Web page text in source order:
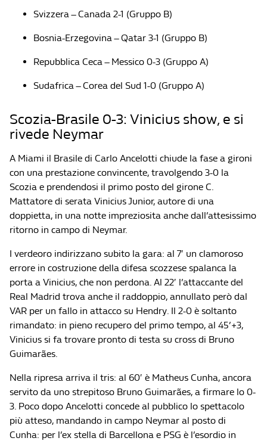
Svizzera – Canada 2-1 (Gruppo B)
Bosnia-Erzegovina – Qatar 3-1 (Gruppo B)
Repubblica Ceca – Messico 0-3 (Gruppo A)
Sudafrica – Corea del Sud 1-0 (Gruppo A)
Scozia-Brasile 0-3: Vinicius show, e si
rivede Neymar
A Miami il Brasile di Carlo Ancelotti chiude la fase a gironi
con una prestazione convincente, travolgendo 3-0 la
Scozia e prendendosi il primo posto del girone C.
Mattatore di serata Vinicius Junior, autore di una
doppietta, in una notte impreziosita anche dall’attesissimo
ritorno in campo di Neymar.
I verdeoro indirizzano subito la gara: al 7′ un clamoroso
errore in costruzione della difesa scozzese spalanca la
porta a Vinicius, che non perdona. Al 22′ l’attaccante del
Real Madrid trova anche il raddoppio, annullato però dal
VAR per un fallo in attacco su Hendry. Il 2-0 è soltanto
rimandato: in pieno recupero del primo tempo, al 45’+3,
Vinicius si fa trovare pronto di testa su cross di Bruno
Guimarães.
Nella ripresa arriva il tris: al 60′ è Matheus Cunha, ancora
servito da uno strepitoso Bruno Guimarães, a firmare lo 0-
3. Poco dopo Ancelotti concede al pubblico lo spettacolo
più atteso, mandando in campo Neymar al posto di
Cunha: per l’ex stella di Barcellona e PSG è l’esordio in